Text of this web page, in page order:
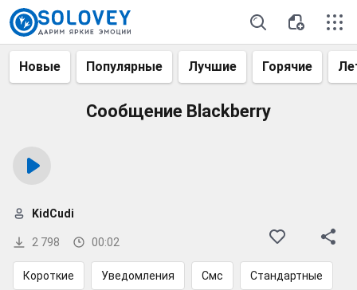
Новые Популярные Лучшие Горячие
Сообщение Blackberry
2 798 00:02
KidCudi
Короткие Уведомления Смс Стандартные